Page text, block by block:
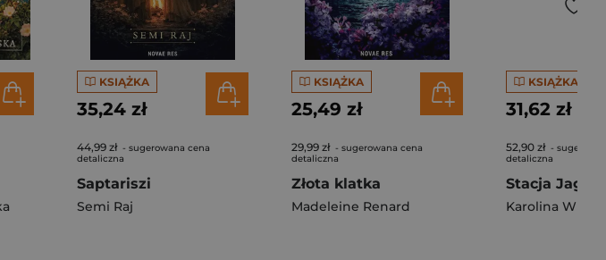
KSIĄŻKA
35,24 zł
44,99 zł - sugerowana cena
detaliczna
Saptariszi
Semi Raj
KSIĄŻKA
25,49 zł
29,99 zł - sugerowana cena
detaliczna
Złota klatka
Madeleine Renard
KSIĄŻKA
31,62 zł
52,90 zł -
detaliczna
Karolina